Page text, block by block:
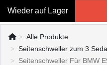
Wieder auf Lager
Alle Produkte
Seitenschweller zum 3
Seitenschweller Für BMW